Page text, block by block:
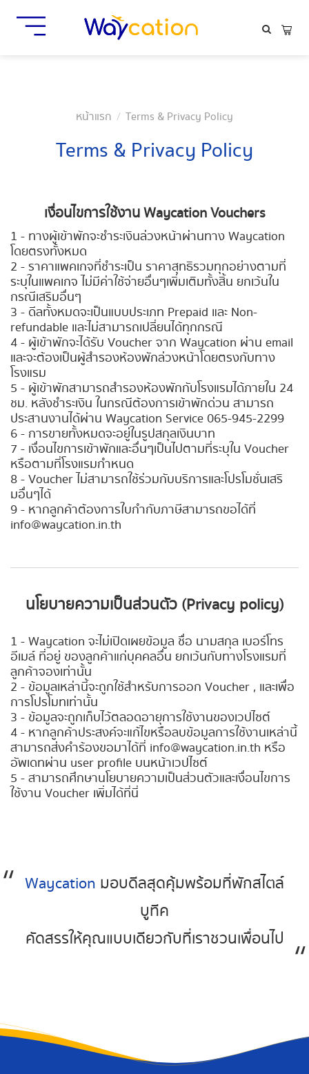
หน้าแรก Terms & Privacy Policy
Terms & Privacy Policy
เงื่อนไขการใช้งาน Waycation Vouchers
1 - ทางผู้เข้าพักจะชำระเงินล่วงหน้าผ่านทาง Waycation
โดยตรงทั้งหมด
2 - ราคาแพคเกจที่ชำระเป็น ราคาสุทธิรวมทุกอย่างตามที่
ระบุในแพคเกจ ไม่มีค่าใช้จ่ายอื่นๆเพิ่มเติมทั้งสิ้น ยกเว้นใน
กรณีเสริมอื่นๆ
3 - ดีลทั้งหมดจะเป็นแบบประเภท Prepaid และ Non-
refundable และไม่สามารถเปลี่ยนได้ทุกกรณี
4 - ผู้เข้าพักจะได้รับ Voucher จาก Waycation ผ่าน email
และจะต้องเป็นผู้สำรองห้องพักล่วงหน้าโดยตรงกับทาง
โรงแรม
5 - ผู้เข้าพักสามารถสำรองห้องพักกับโรงแรมได้ภายใน 24
ชม. หลังชำระเงิน ในกรณีต้องการเข้าพักด่วน สามารถ
ประสานงานได้ผ่าน Waycation Service 065-945-2299
6 - การขายทั้งหมดจะอยู่ในรูปสกุลเงินบาท
7 - เงื่อนไขการเข้าพักและอื่นๆเป็นไปตามที่ระบุใน Voucher
หรือตามที่โรงแรมกำหนด
8 - Voucher ไม่สามารถใช้ร่วมกับบริการและโปรโมชั่นเสริ
มอื่นๆได้
9 - หากลูกค้าต้องการใบกำกับภาษีสามารถขอได้ที่
info@waycation.in.th
นโยบายความเป็นส่วนตัว (Privacy policy)
1 - Waycation จะไม่เปิดเผยข้อมูล ชื่อ นามสกุล เบอร์โทร
อีเมล์ ที่อยู่ ของลูกค้าแก่บุคคลอื่น ยกเว้นกับทางโรงแรมที่
ลูกค้าจองเท่านั้น
2 - ข้อมูลเหล่านี้จะถูกใช้สำหรับการออก Voucher , และเพื่อ
การโปรโมทเท่านั้น
3 - ข้อมูลจะถูกเก็บไว้ตลอดอายุการใช้งานของเวปไซต์
4 - หากลูกค้าประสงค์จะแก้ไขหรือลบข้อมูลการใช้งานเหล่านี้
สามารถส่งคำร้องขอมาได้ที่ info@waycation.in.th หรือ
อัพเดทผ่าน user profile บนหน้าเวปไซต์
5 - สามารถศึกษานโยบายความเป็นส่วนตัวและเงื่อนไขการ
ใช้งาน Voucher เพิ่มได้ที่นี่
Waycation มอบดีลสุดคุ้มพร้อมที่พักสไตล์
บูทีค
คัดสรรให้คุณแบบเดียวกับที่เราชวนเพื่อนไป